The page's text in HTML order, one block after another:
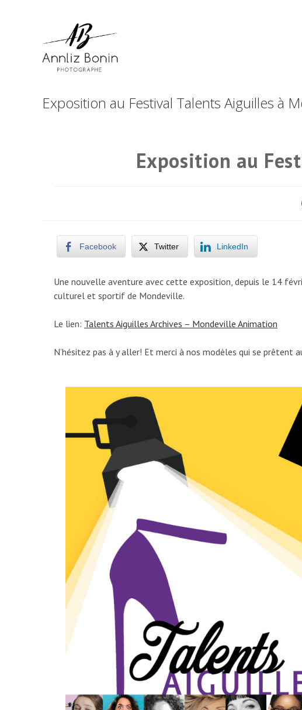
Exposition au Festival Talents Aiguilles à
Exposition au
Facebook Twitter LinkedIn
Une nouvelle aventure avec cette exposition, depuis le 14
culturel et sportif de Mondeville.
Le lien: Talents Aiguilles Archives – Mondeville Animation
N’hésitez pas à y aller! Et merci à nos modèles qui se prêtent